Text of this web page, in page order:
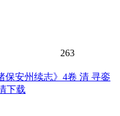
263
保安州续志》4卷 清 寻銮
下载